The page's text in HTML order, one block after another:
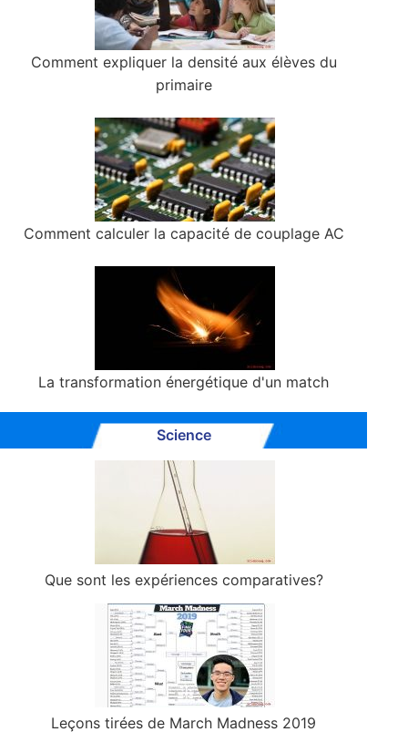
Comment expliquer la densité aux élèves du
primaire
Comment calculer la capacité de couplage AC
La transformation énergétique d'un match
Science
Que sont les expériences comparatives?
Leçons tirées de March Madness 2019